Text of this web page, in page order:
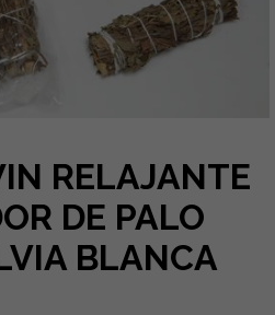
RELAJANTE
DE PALO
BLANCA